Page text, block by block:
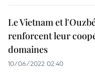
Le Vietnam et
renforcent leur
domaines
10/06/2022 02:40